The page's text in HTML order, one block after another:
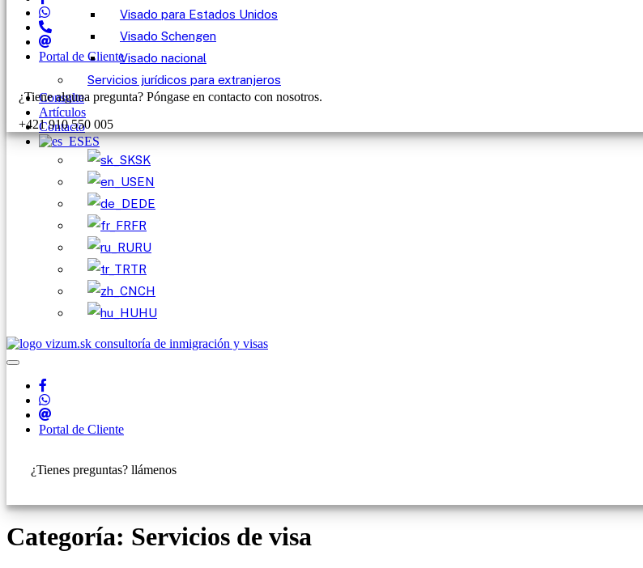
Visado para Estados Unidos
Visado Schengen
Visado nacional
Servicios jurídicos para extranjeros
Consulte
Artículos
Contacto
ES
SK
EN
DE
FR
RU
TR
CH
HU
Portal de Cliente
¿Tienes preguntas? llámenos
Portal de Cliente
¿Tiene alguna pregunta? Póngase en contacto con nosotros.
+421 910 550 005
Categoría: Servicios de visa